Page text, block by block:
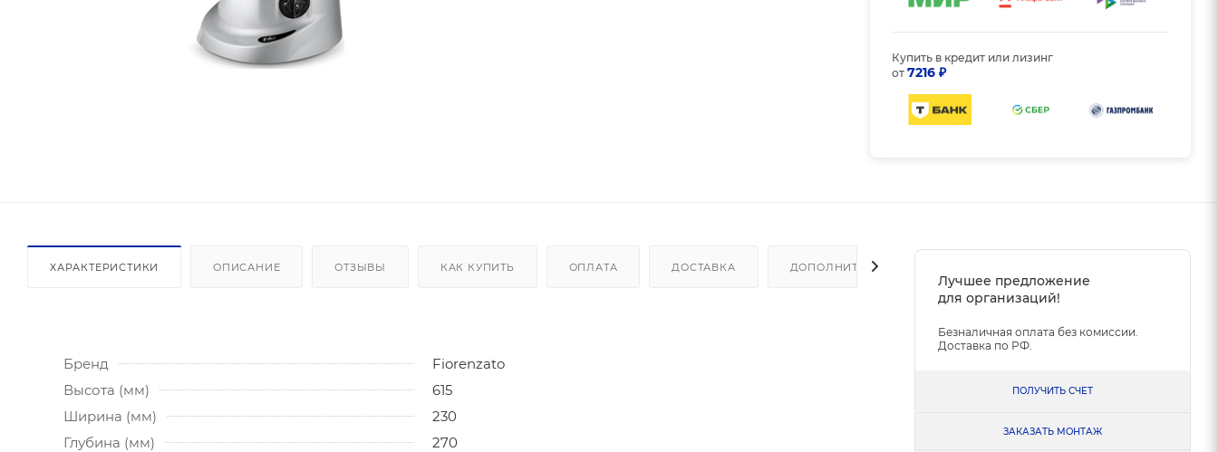
Купить в кредит или лизинг
от7216 ₽
ХАРАКТЕРИСТИКИ ОПИСАНИЕ ОТЗЫВЫ КАК КУПИТЬ ОПЛАТА ДОСТАВКА ДОПОЛНИТЕЛЬНО
Бренд
Fiorenzato
Высота (мм)
615
Ширина (мм)
230
Глубина (мм)
270
Лучшее предложение
для организаций!
Безналичная оплата без комиссии.
Доставка по РФ.
ПОЛУЧИТЬ СЧЕТ
ЗАКАЗАТЬ МОНТАЖ